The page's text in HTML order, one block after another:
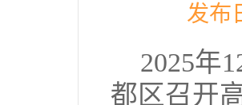
发
2025年
都区召开